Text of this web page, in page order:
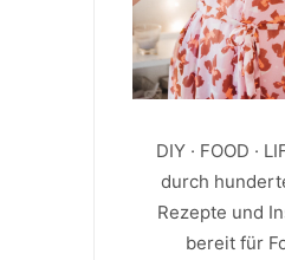
DIY · FOOD ·
durch
Rezepte und
bereit für